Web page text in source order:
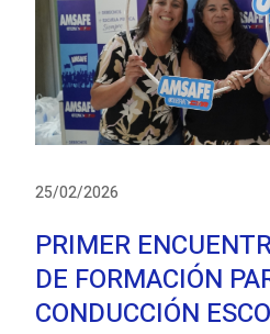
25/02/2026
PRIMER
DE FORMACIÓN
CONDUCCIÓN